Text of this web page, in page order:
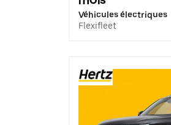
Véhicules électriques
Flexifleet